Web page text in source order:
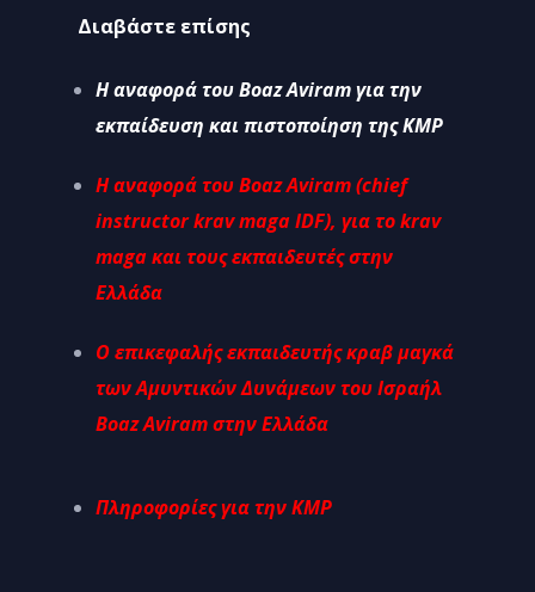
Διαβάστε επίσης
Η αναφορά του Boaz Aviram για την
εκπαίδευση και πιστοποίηση της KMP
Η αναφορά του Boaz Aviram (chief
instructor krav maga IDF), για το krav
maga και τους εκπαιδευτές στην
Ελλάδα
Ο επικεφαλής εκπαιδευτής κραβ μαγκά
των Αμυντικών Δυνάμεων του Ισραήλ
Boaz Aviram στην Ελλάδα
Πληροφορίες για την KMP